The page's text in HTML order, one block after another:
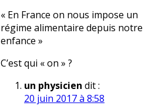
« En France on nous impose un
régime alimentaire depuis notre
enfance »
C’est qui « on » ?
un physicien dit :
20 juin 2017 à 8:58